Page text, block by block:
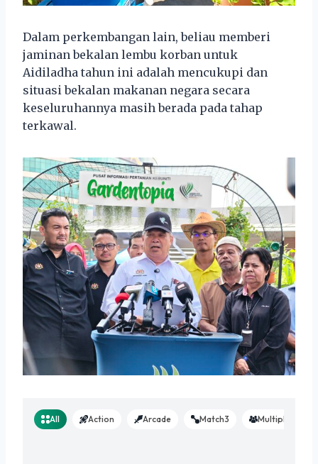
Dalam perkembangan lain, beliau memberi
jaminan bekalan lembu korban untuk
Aidiladha tahun ini adalah mencukupi dan
situasi bekalan makanan negara secara
keseluruhannya masih berada pada tahap
terkawal.